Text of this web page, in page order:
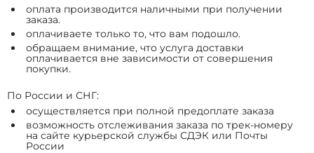
оплата производится наличными при получении
заказа.
оплачиваете только то, что вам подошло.
обращаем внимание, что услуга доставки
оплачивается вне зависимости от совершения
покупки.
По России и СНГ:
осуществляется при полной предоплате заказа
возможность отслеживания заказа по трек-номеру
на сайте курьерской службы СДЭК или Почты
России